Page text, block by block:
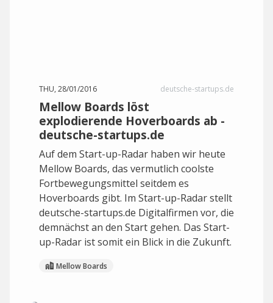
THU, 28/01/2016 deutsche-startups.de
Mellow Boards löst
explodierende Hoverboards ab -
deutsche-startups.de
Auf dem Start-up-Radar haben wir heute
Mellow Boards, das vermutlich coolste
Fortbewegungsmittel seitdem es
Hoverboards gibt. Im Start-up-Radar stellt
deutsche-startups.de Digitalfirmen vor, die
demnächst an den Start gehen. Das Start-
up-Radar ist somit ein Blick in die Zukunft.
Mellow Boards